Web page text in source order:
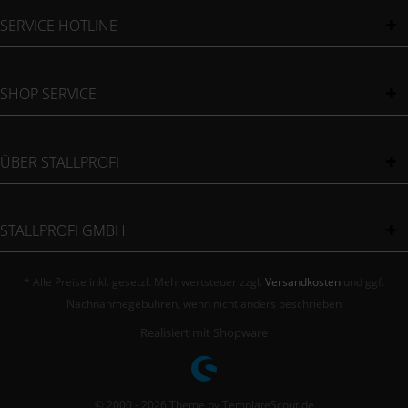
SERVICE HOTLINE
SHOP SERVICE
ÜBER STALLPROFI
STALLPROFI GMBH
* Alle Preise inkl. gesetzl. Mehrwertsteuer zzgl. Versandkosten und ggf.
Nachnahmegebühren, wenn nicht anders beschrieben
Realisiert mit Shopware